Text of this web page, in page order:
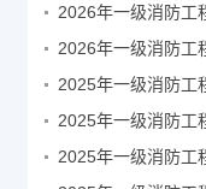
2026年一级消防工
2025年一级消防工